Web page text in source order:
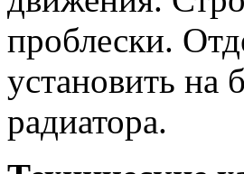
проблески.
установить на
радиатора.